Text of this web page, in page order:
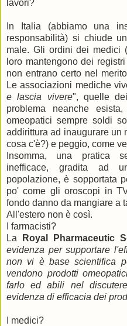
lavori?
In Italia (abbiamo una
responsabilità) si chiude
male. Gli ordini dei medici
loro mantengono dei
non entrano certo nel
Le associazioni mediche
e lascia vivere", quelle
problema neanche
omeopatici sempre soldi
addirittura ad inaugurare un
cosa c'è?) e peggio, come
Insomma, una pratica
inefficace, gradita ad
popolazione, è sopportata
po' come gli oroscopi in
fondo danno da mangiare a
All'estero non è così.
I farmacisti?
La
Royal Pharmaceutic
evidenza per supportare
non vi è base scientifica
vendono prodotti
farlo ed abili nel
evidenza di efficacia dei
I medici?